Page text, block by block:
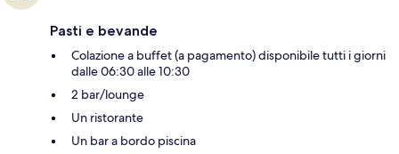
Pasti e bevande
Colazione a buffet (a pagamento) disponibile tutti i giorni
dalle 06:30 alle 10:30
2 bar/lounge
Un ristorante
Un bar a bordo piscina